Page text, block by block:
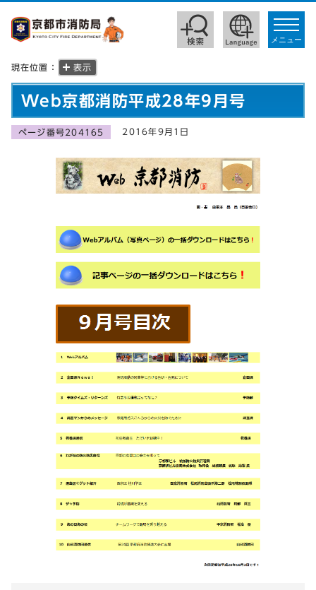
toggle
メニュー
現在位置： 表示
Web京都消防平成28年9月号
ページ番号204165 2016年9月1日